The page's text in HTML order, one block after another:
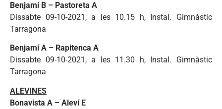
Benjamí B – Pastoreta A
Dissabte 09-10-2021, a les 10.15 h, Instal. Gimnàstic
Tarragona
Benjamí A – Rapitenca A
Dissabte 09-10-2021, a les 11.30 h, Instal. Gimnàstic
Tarragona
ALEVINES
Bonavista A – Aleví E